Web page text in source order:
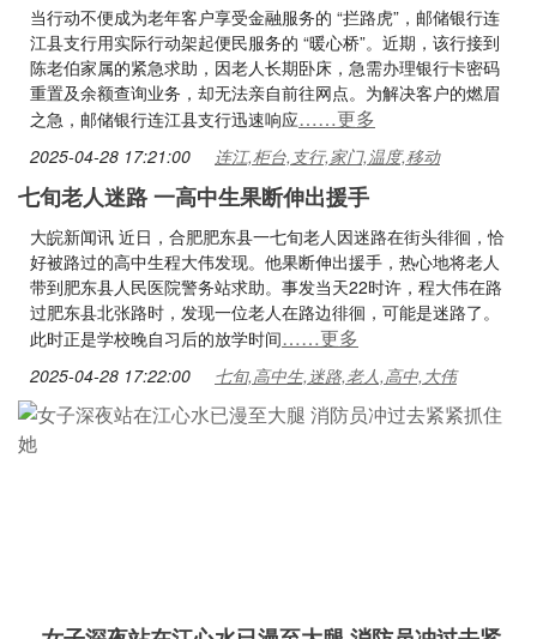
当行动不便成为老年客户享受金融服务的 “拦路虎”，邮储银行连
江县支行用实际行动架起便民服务的 “暖心桥”。近期，该行接到
陈老伯家属的紧急求助，因老人长期卧床，急需办理银行卡密码
重置及余额查询业务，却无法亲自前往网点。为解决客户的燃眉
之急，邮储银行连江县支行迅速响应……更多
2025-04-28 17:21:00 连江,柜台,支行,家门,温度,移动
七旬老人迷路 一高中生果断伸出援手
大皖新闻讯 近日，合肥肥东县一七旬老人因迷路在街头徘徊，恰
好被路过的高中生程大伟发现。他果断伸出援手，热心地将老人
带到肥东县人民医院警务站求助。事发当天22时许，程大伟在路
过肥东县北张路时，发现一位老人在路边徘徊，可能是迷路了。
此时正是学校晚自习后的放学时间……更多
2025-04-28 17:22:00 七旬,高中生,迷路,老人,高中,大伟